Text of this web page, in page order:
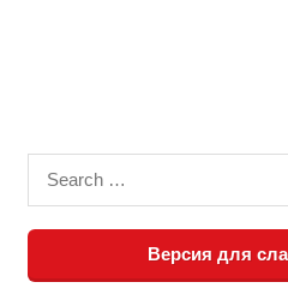
Версия для